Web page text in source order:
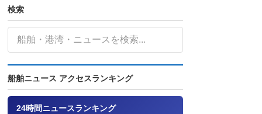
検索
船舶ニュース アクセスランキング
24時間ニュースランキング